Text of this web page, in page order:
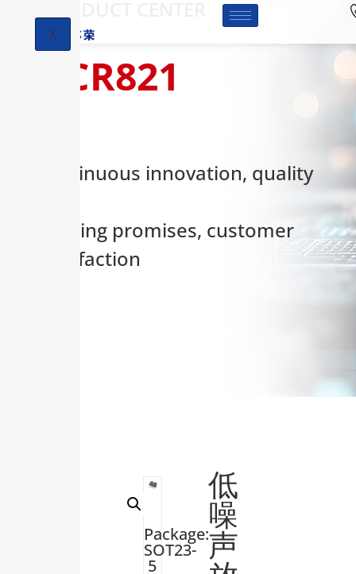
X
HCR821
Continuous innovation, quality
keeping promises, customer
satisfaction
Package:
SOT23-
5
低
噪
声